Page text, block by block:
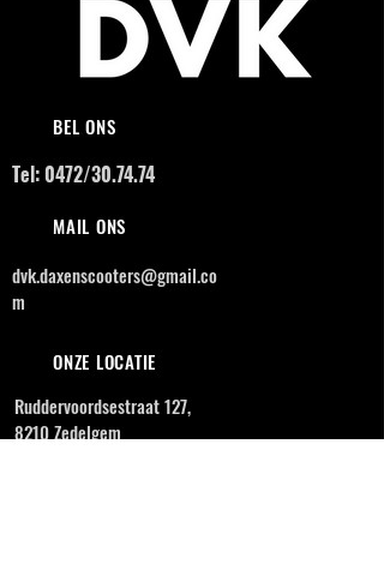
BEL ONS
Tel: 0472/30.74.74
MAIL ONS
dvk.daxenscooters@gmail.co
m
ONZE LOCATIE
Ruddervoordsestraat 127,
8210 Zedelgem